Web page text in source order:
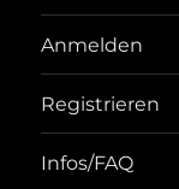
Anmelden
Registrieren
Infos/FAQ